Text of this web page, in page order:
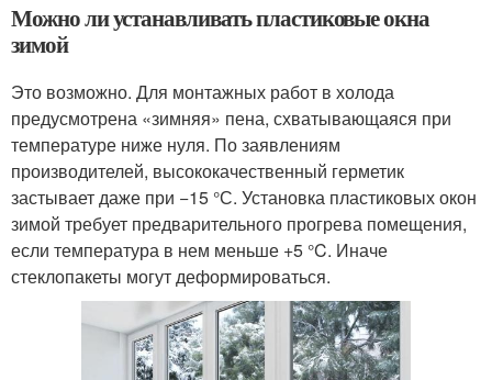
Можно ли устанавливать пластиковые окна
зимой
Это возможно. Для монтажных работ в холода
предусмотрена «зимняя» пена, схватывающаяся при
температуре ниже нуля. По заявлениям
производителей, высококачественный герметик
застывает даже при −15 °С. Установка пластиковых окон
зимой требует предварительного прогрева помещения,
если температура в нем меньше +5 °C. Иначе
стеклопакеты могут деформироваться.